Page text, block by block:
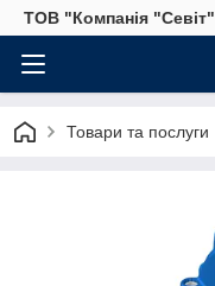
ТОВ "Компанія "Севіт"
Товари та послуги